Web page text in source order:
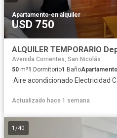
Apartamento·en alquiler
USD 750
Avenida Corrientes, San Nicolás
50 m²1 Dormitorio1 BañoApartamento
·Aire acondicionado·Electricidad·
Actualizado hace 1 semana
1 /40